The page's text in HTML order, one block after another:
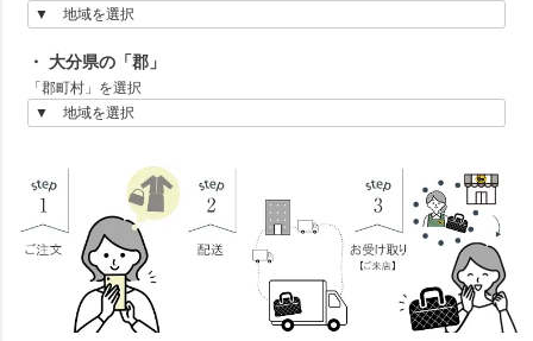
・ 大分県の「郡」
「郡町村」を選択